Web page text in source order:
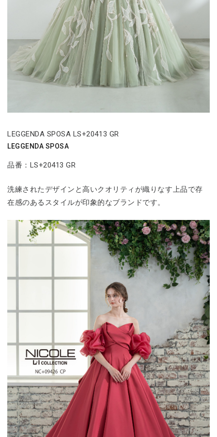
LEGGENDA SPOSA LS+20413 GR
LEGGENDA SPOSA
品番：LS+20413 GR
洗練されたデザインと高いクオリティが織りなす上品で存
在感のあるスタイルが印象的なブランドです。